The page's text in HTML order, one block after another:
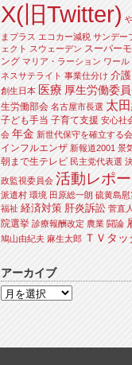
X(旧Twitter)
まプラス エコカー減税 サンデー
ェクト スウェーデン スーパー
ング マリア・ラーション ワール
ネスサテライト 事業仕分け 介護
創生日本 医療 厚生労働委
生労働部会 名古屋市長選 太
子ども手当 子育て支援 安心社
会 年金 新世代保守を確立する会
インフルエンザ 新報道2001 景
朝まで生テレビ 民主党代表選
政監視委員会 活動レポー
派遣村 環境 田原総一朗 硫黄島
福祉 経済対策 肝炎訴訟 菅直人
院選挙 診療報酬改定 農業 闘論
鳩山由紀夫 麻生太郎 ＴＶタッ
アーカイブ